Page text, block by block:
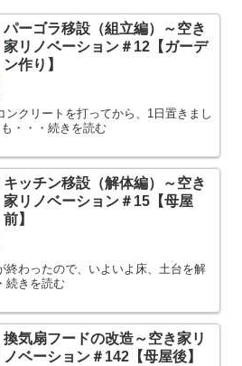
パーゴラ移設（組立編）～空き
家リノベーション＃12【ガーデ
ン作り】
ンクリートを打ってから、1日置きまし
・・・続きを読む
キッチン移設（解体編）～空き
家リノベーション＃15【母屋
前】
終わったので、いよいよ床、土台を解
続きを読む
換気扇フードの改造～空き家リ
ノベーション＃142【母屋後】